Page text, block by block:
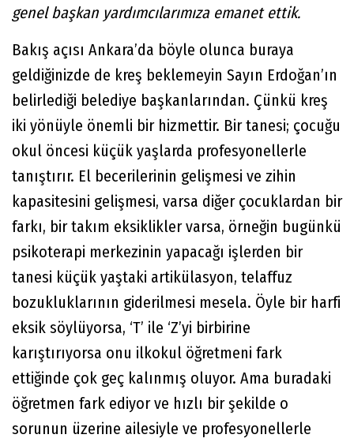
genel başkan yardımcılarımıza emanet ettik.
Bakış açısı Ankara’da böyle olunca buraya
geldiğinizde de kreş beklemeyin Sayın Erdoğan’ın
belirlediği belediye başkanlarından. Çünkü kreş
iki yönüyle önemli bir hizmettir. Bir tanesi; çocuğu
okul öncesi küçük yaşlarda profesyonellerle
tanıştırır. El becerilerinin gelişmesi ve zihin
kapasitesini gelişmesi, varsa diğer çocuklardan bir
farkı, bir takım eksiklikler varsa, örneğin bugünkü
psikoterapi merkezinin yapacağı işlerden bir
tanesi küçük yaştaki artikülasyon, telaffuz
bozukluklarının giderilmesi mesela. Öyle bir harfi
eksik söylüyorsa, ‘T’ ile ‘Z’yi birbirine
karıştırıyorsa onu ilkokul öğretmeni fark
ettiğinde çok geç kalınmış oluyor. Ama buradaki
öğretmen fark ediyor ve hızlı bir şekilde o
sorunun üzerine ailesiyle ve profesyonellerle